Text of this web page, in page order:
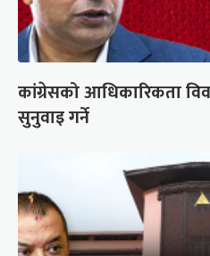
कांग्रेसको आधिकारिकता
सुनुवाइ गर्ने